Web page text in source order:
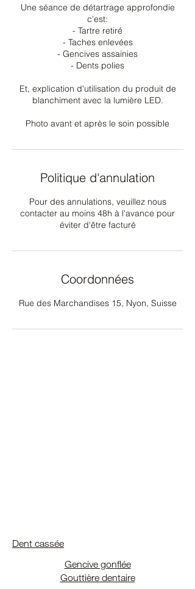
Une séance de détartrage approfondie
c'est:
- Tartre retiré
- Taches enlevées
- Gencives assainies
- Dents polies
Et, explication d'utilisation du produit de
blanchiment avec la lumière LED.
Photo avant et après le soin possible
Politique d'annulation
Pour des annulations, veuillez nous
contacter au moins 48h à l'avance pour
éviter d'être facturé
Coordonnées
Rue des Marchandises 15, Nyon, Suisse
Dent cassée
Gencive gonflée
Gouttière dentaire